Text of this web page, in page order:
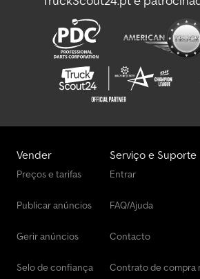
Aqui também pode obter o reboque e
as suas necessidades: B L Y S S
Burenkamp 18-20 46286 Dorsten-Wulfen
.:.:.:.:.:.:.:.:.:.:.:.:.:.:.:.:.:.:.:.:.:.:.:.:.:.:.:.:.:.:.:.: .:.:.:.:.:.:.:.:.:.:.:.:.:.:.:.:.:.:.:.:.:.:.:.:.:.:.:.: B
transporttechnik GmbH Sonnenbergstr. 5a
Hszorf 38723 Seesen Tel.:
reservadas.
Vender
Preços e tarifas
Publicar anúncios
Gerir anúncios
Selo de confiança
Serviço e Suporte
Entrar
FAQ/Ajuda
Contacto
Contrato de compra